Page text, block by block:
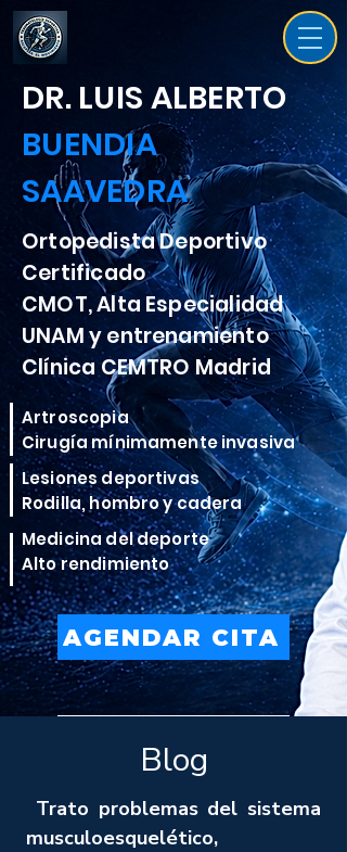
DR. LUIS ALBERTO
BUENDIA
SAAVEDRA
Ortopedista Deportivo
Certificado
CMOT, Alta Especialidad
UNAM y entrenamiento
Clínica CEMTRO Madrid
Artroscopia
Cirugía mínimamente invasiva
Lesiones deportivas
Rodilla, hombro y cadera
Medicina del deporte
Alto rendimiento
AGENDAR CITA
Blog
Trato problemas del sistema
musculoesquelético,